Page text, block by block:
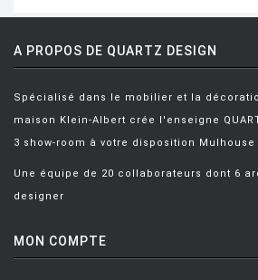
A PROPOS DE QUARTZ DESIGN
Spécialisé dans le mobilier et la
maison Klein-Albert crée l'enseigne
3 show-room à votre disposition Mulhouse
Une équipe de 20 collaborateurs dont 6
designer
MON COMPTE